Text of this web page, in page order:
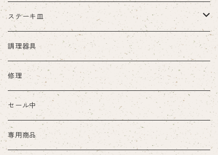
部品・付属品など
ステーキ皿
本体
部品・付属品など
調理器具
修理
セール中
専用商品